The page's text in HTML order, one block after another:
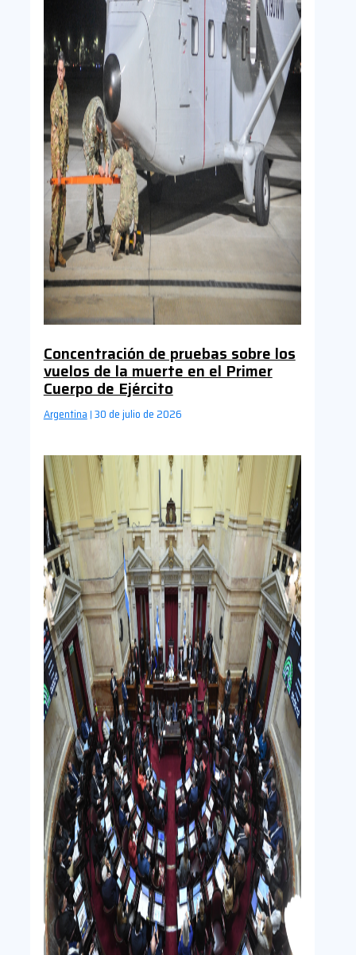
Concentración de pruebas sobre los
vuelos de la muerte en el Primer
Cuerpo de Ejército
Argentina | 30 de julio de 2026